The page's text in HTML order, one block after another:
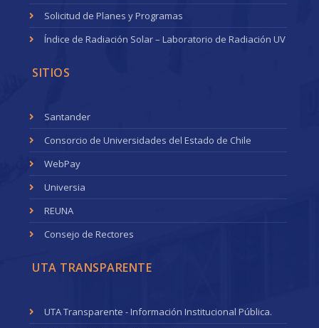
Solicitud de Planes y Programas
Índice de Radiación Solar – Laboratorio de Radiación UV
SITIOS
Santander
Consorcio de Universidades del Estado de Chile
WebPay
Universia
REUNA
Consejo de Rectores
UTA TRANSPARENTE
UTA Transparente - Información Institucional Pública.